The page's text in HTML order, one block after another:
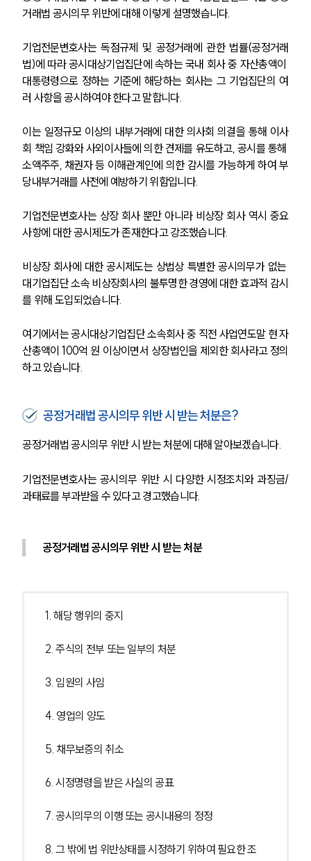
거래법 공시의무 위반에 대해 이렇게 설명했습니다.
기업전문변호사는 독점규제 및 공정거래에 관한 법률(공정거래
법)에 따라 공시대상기업집단에 속하는 국내 회사 중 자산총액이
대통령령으로 정하는 기준에 해당하는 회사는 그 기업집단의 여
러 사항을 공시하여야 한다고 말합니다.
이는 일정규모 이상의 내부거래에 대한 의사회 의결을 통해 이사
회 책임 강화와 사외이사들에 의한 견제를 유도하고, 공시를 통해
소액주주, 채권자 등 이해관계인에 의한 감시를 가능하게 하여 부
당내부거래를 사전에 예방하기 위함입니다.
기업전문변호사는 상장 회사 뿐만 아니라 비상장 회사 역시 중요
사항에 대한 공시제도가 존재한다고 강조했습니다.
비상장 회사에 대한 공시제도는 상법상 특별한 공시의무가 없는
대기업집단 소속 비상장회사의 불투명한 경영에 대한 효과적 감시
를 위해 도입되었습니다.
여기에서는 공시대상기업집단 소속회사 중 직전 사업연도말 현 자
산총액이 100억 원 이상이면서 상장법인을 제외한 회사라고 정의
하고 있습니다.
공정거래법 공시의무 위반 시 받는 처분은?
공정거래법 공시의무 위반 시 받는 처분에 대해 알아보겠습니다.
기업전문변호사는 공시의무 위반 시 다양한 시정조치와 과징금/
과태료를 부과받을 수 있다고 경고했습니다.
공정거래법 공시의무 위반 시 받는 처분
1. 해당 행위의 중지
2. 주식의 전부 또는 일부의 처분
3. 임원의 사임
4. 영업의 양도
5. 채무보증의 취소
6. 시정명령을 받은 사실의 공표
7. 공시의무의 이행 또는 공시내용의 정정
8. 그 밖에 법 위반상태를 시정하기 위하여 필요한 조